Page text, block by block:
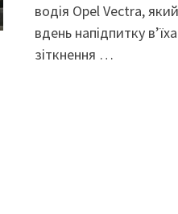
водія Opel Vectra,
вдень напідпитку
зіткнення …